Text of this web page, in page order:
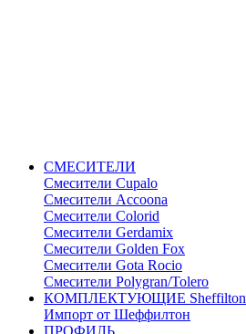
СМЕСИТЕЛИ
Cмесители Cupalo
Смесители Accoona
Смесители Colorid
Смесители Gerdamix
Смесители Golden Fox
Смесители Gota Rocio
Смесители Polygran/Tolero
КОМПЛЕКТУЮЩИЕ Sheffilton
Импорт от Шеффилтон
ПРОФИЛЬ